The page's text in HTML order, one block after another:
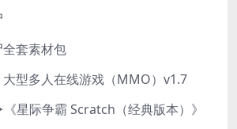
套素材包
大型多人在线游戏（MMO）v1.7
星际争霸 Scratch（经典版本）》